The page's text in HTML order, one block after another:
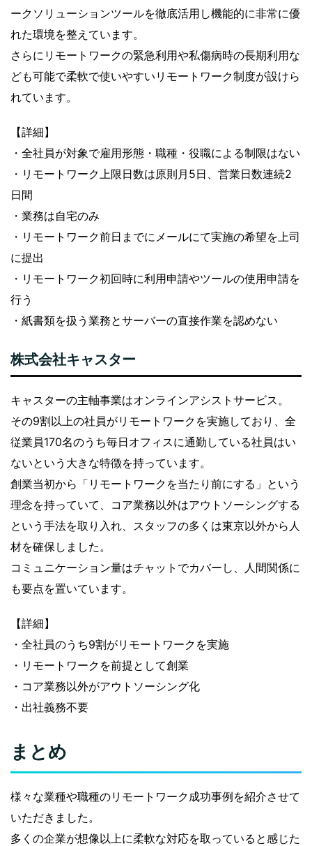
ークソリューションツールを徹底活用し機能的に非常に優
れた環境を整えています。
さらにリモートワークの緊急利用や私傷病時の長期利用な
ども可能で柔軟で使いやすいリモートワーク制度が設けら
れています。
【詳細】
・全社員が対象で雇用形態・職種・役職による制限はない
・リモートワーク上限日数は原則月5日、営業日数連続2
日間
・業務は自宅のみ
・リモートワーク前日までにメールにて実施の希望を上司
に提出
・リモートワーク初回時に利用申請やツールの使用申請を
行う
・紙書類を扱う業務とサーバーの直接作業を認めない
株式会社キャスター
キャスターの主軸事業はオンラインアシストサービス。
その9割以上の社員がリモートワークを実施しており、全
従業員170名のうち毎日オフィスに通勤している社員はい
ないという大きな特徴を持っています。
創業当初から「リモートワークを当たり前にする」という
理念を持っていて、コア業務以外はアウトソーシングする
という手法を取り入れ、スタッフの多くは東京以外から人
材を確保しました。
コミュニケーション量はチャットでカバーし、人間関係に
も要点を置いています。
【詳細】
・全社員のうち9割がリモートワークを実施
・リモートワークを前提として創業
・コア業務以外がアウトソーシング化
・出社義務不要
まとめ
様々な業種や職種のリモートワーク成功事例を紹介させて
いただきました。
多くの企業が想像以上に柔軟な対応を取っていると感じた